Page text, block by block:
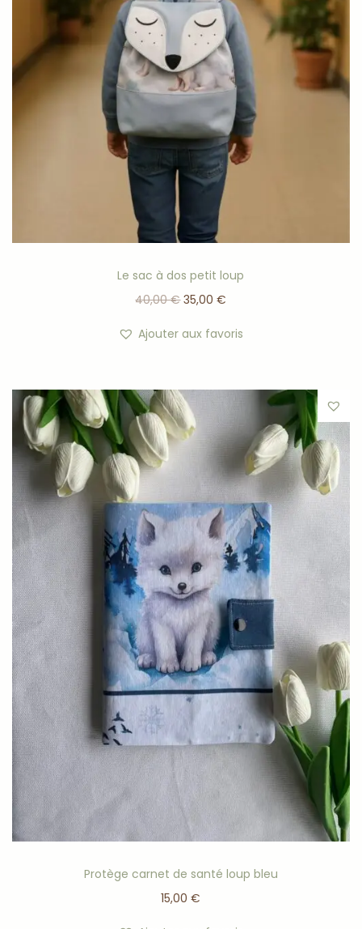
Vous pouvez ajouter une personnalisation (comme le
prénom de votre enfant) sur la poche de la blouse pour
la rendre encore plus unique ! Pour cela, il vous suffit de
copier ce numéro (1746) et de l’indiquer dans la partie
prévue à cet effet juste ( ici ).
La personnalisation de produit se fait avec du
thermocollant de haute qualité, découpé et collé grâce
à une presse à chaleur dans mon atelier.
Plusieurs couleurs sont disponibles.
Le sac à dos petit loup
40,00€ 35,00€
Ajouter aux favoris
Protège carnet de santé loup bleu
15,00€